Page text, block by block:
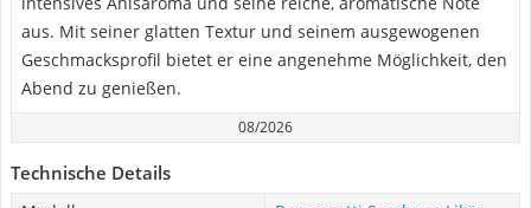
aus. Mit seiner glatten Textur und seinem ausgewogenen
Geschmacksprofil bietet er eine angenehme Möglichkeit, den
Abend zu genießen.
08/2026
Technische Details